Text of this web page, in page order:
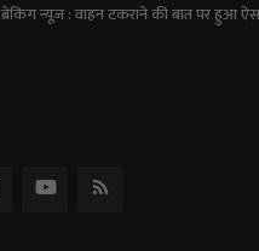
ब्रेकिंग न्यूज़ : वाहन टकराने की बात पर हुआ